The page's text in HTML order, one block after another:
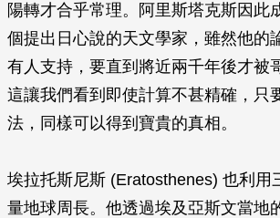
陽轉才合乎常理。阿里斯塔克斯因此
個提出日心說的天文學家，雖然他的
有人支持，要直到將近兩千年後才被
這讓我們看到即使計算不甚精確，只
法，同樣可以得到寶貴的真相。
埃拉托斯尼斯 (Eratosthenes) 也利用
量地球周長。他透過埃及亞斯文當地